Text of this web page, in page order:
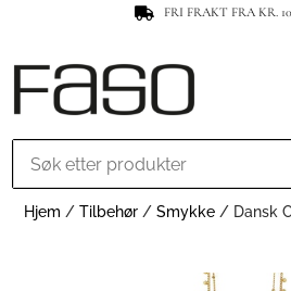
 FRI FRAKT FRA KR.
Hjem /Tilbehør /Smykke / Dansk